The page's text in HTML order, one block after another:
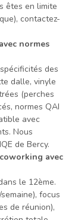
êtes en limite
contactez-
normes
des
dalle, vinyle
(perches
normes QAI
avec
Nous
de Bercy.
avec
le 12ème.
focus
de réunion),